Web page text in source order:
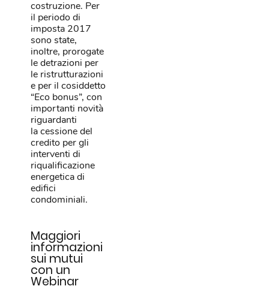
costruzione. Per
il periodo di
imposta 2017
sono state,
inoltre, prorogate
le detrazioni per
le ristrutturazioni
e per il cosiddetto
“Eco bonus”, con
importanti novità
riguardanti
la cessione del
credito per gli
interventi di
riqualificazione
energetica di
edifici
condominiali.
Maggiori
informazioni
sui mutui
con un
Webinar